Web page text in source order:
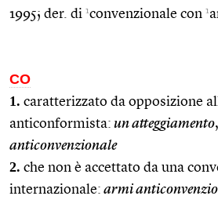
1995; der. di 1convenzionale con 1
CO
1. caratterizzato da opposizione
anticonformista: un atteggiamento,
anticonvenzionale
2. che non è accettato da una
internazionale: armi